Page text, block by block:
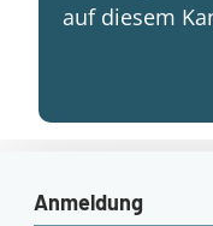
auf diesem
Anmeldung